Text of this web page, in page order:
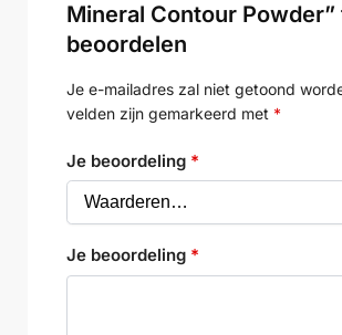
Mineral Contour Powder”
beoordelen
Je e-mailadres zal niet getoond
velden zijn gemarkeerd met *
Je beoordeling *
Je beoordeling *